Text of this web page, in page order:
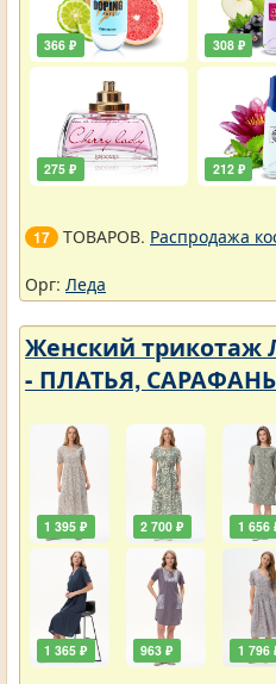
366 ₽
275 ₽
308 ₽
212 ₽
17 ТОВАРОВ. Распродажа
Орг: Леда
Женский трикотаж
- ПЛАТЬЯ,
1 395 ₽
1 365 ₽
2 700 ₽
963 ₽
1 656
1 796